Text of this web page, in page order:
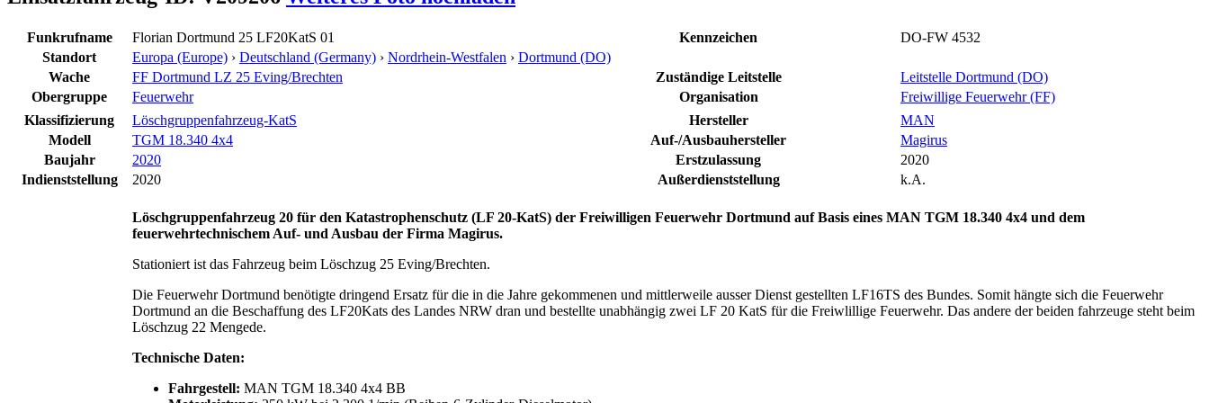
Funkrufname Florian Dortmund 25 LF20KatS 01 Kennzeichen
DO-FW 4532
Standort
Europa (Europe) › Deutschland (Germany) › Nordrhein-Westfalen › Dortmund (DO)
Wache
FF Dortmund LZ 25 Eving/Brechten Zuständige Leitstelle
Leitstelle Dortmund (DO)
Obergruppe
Feuerwehr Organisation
Freiwillige Feuerwehr (FF)
Klassifizierung
Löschgruppenfahrzeug-KatS Hersteller
MAN
Modell
TGM 18.340 4x4 Auf-/Ausbauhersteller
Magirus
Baujahr
2020 Erstzulassung
2020
Indienststellung
2020 Außerdienststellung k.A.
Löschgruppenfahrzeug 20 für den Katastrophenschutz (LF 20-KatS) der Freiwilligen Feuerwehr Dortmund auf Basis eines MAN TGM 18.340 4x4 und dem
feuerwehrtechnischem Auf- und Ausbau der Firma Magirus.
Stationiert ist das Fahrzeug beim Löschzug 25 Eving/Brechten.
Die Feuerwehr Dortmund benötigte dringend Ersatz für die in die Jahre gekommenen und mittlerweile ausser Dienst gestellten LF16TS des Bundes. Somit hängte sich die Feuerwehr
Dortmund an die Beschaffung des LF20Kats des Landes NRW dran und bestellte unabhängig zwei LF 20 KatS für die Freiwlillige Feuerwehr. Das andere der beiden fahrzeuge steht beim
Löschzug 22 Mengede.
Technische Daten:
Fahrgestell: MAN TGM 18.340 4x4 BB